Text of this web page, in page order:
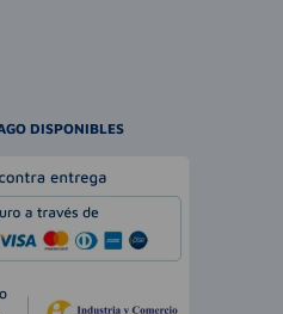
DISPONIBLES